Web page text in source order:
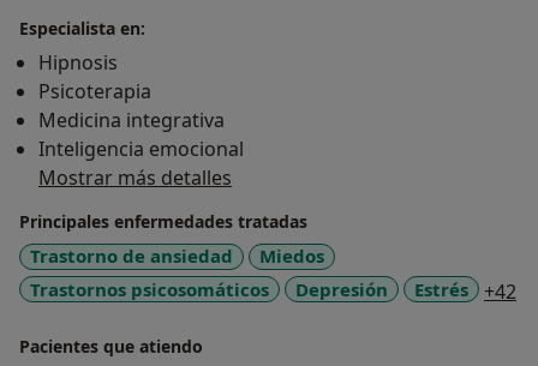
Especialista en:
Hipnosis
Psicoterapia
Medicina integrativa
Inteligencia emocional
Mostrar más detalles
Principales enfermedades tratadas
Trastorno de ansiedad
Miedos
Trastornos psicosomáticos
Depresión Estrés +42
Pacientes que atiendo